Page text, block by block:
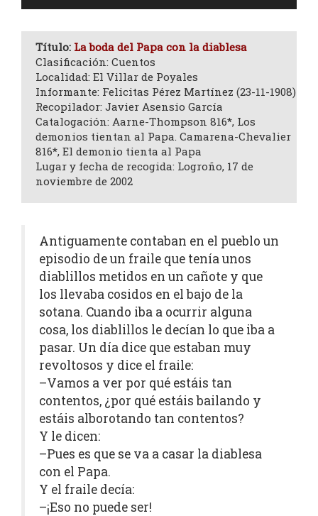
Título: La boda del Papa con la diablesa
Clasificación: Cuentos
Localidad: El Villar de Poyales
Informante: Felicitas Pérez Martínez (23-11-1908)
Recopilador: Javier Asensio García
Catalogación: Aarne-Thompson 816*, Los
demonios tientan al Papa. Camarena-Chevalier
816*, El demonio tienta al Papa
Lugar y fecha de recogida: Logroño, 17 de
noviembre de 2002
Antiguamente contaban en el pueblo un
episodio de un fraile que tenía unos
diablillos metidos en un cañote y que
los llevaba cosidos en el bajo de la
sotana. Cuando iba a ocurrir alguna
cosa, los diablillos le decían lo que iba a
pasar. Un día dice que estaban muy
revoltosos y dice el fraile:
–Vamos a ver por qué estáis tan
contentos, ¿por qué estáis bailando y
estáis alborotando tan contentos?
Y le dicen:
–Pues es que se va a casar la diablesa
con el Papa.
Y el fraile decía:
–¡Eso no puede ser!